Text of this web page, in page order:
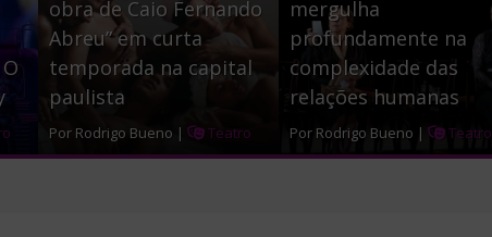
k
r
obra de Caio Fernando
Abreu” em curta
temporada na capital
paulista
Por Rodrigo Bueno | Teatro
mergulha
profundamente na
complexidade das
relações humanas
Por Rodrigo Bueno | Teatro